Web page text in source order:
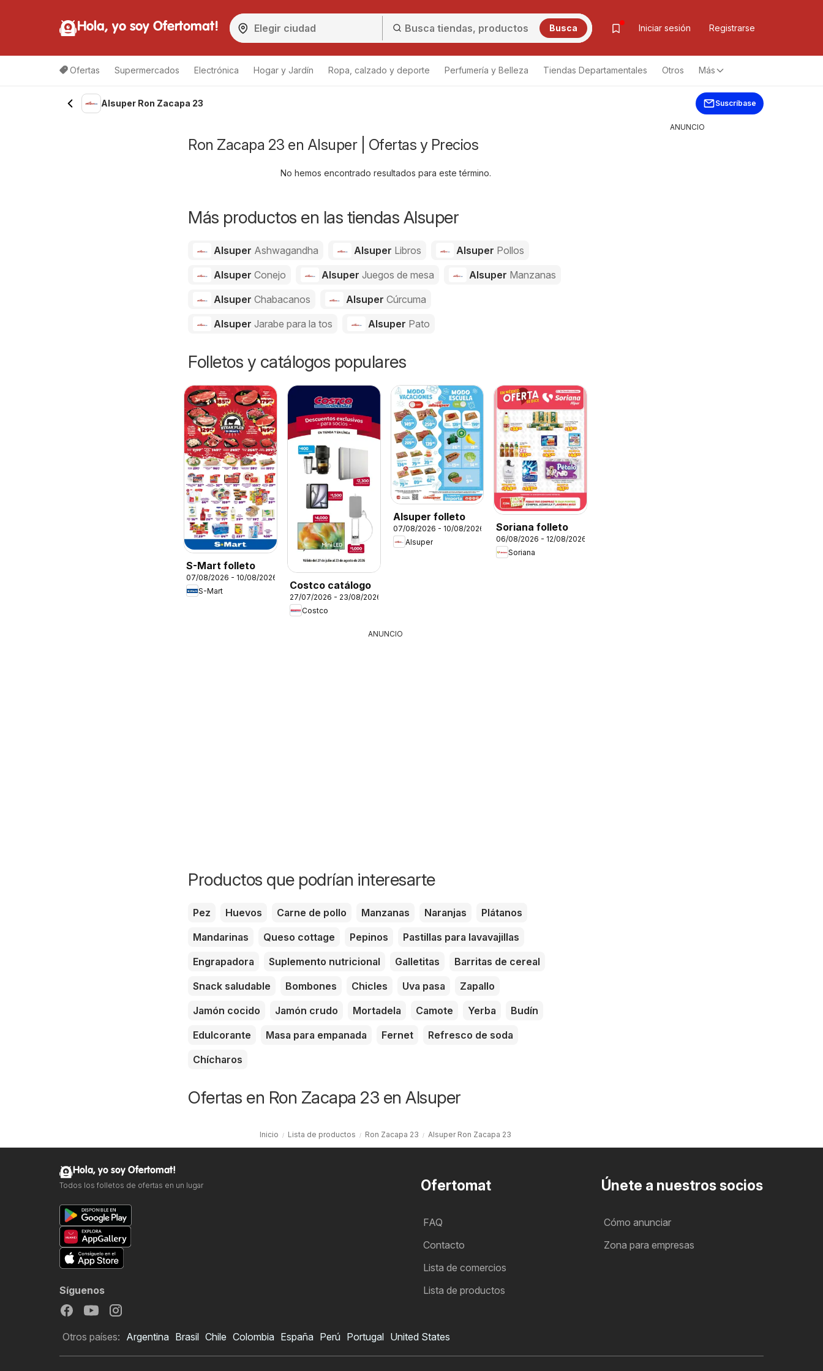
Hola, yo soy Ofertomat! Busca Iniciar sesión Registrarse
Ofertas Supermercados Electrónica Hogar y Jardín Ropa, calzado y deporte Perfumería y Belleza Tiendas Departamentales Otros Más
Alsuper Ron Zacapa 23 Suscríbase
Ron Zacapa 23 en Alsuper | Ofertas y Precios
No hemos encontrado resultados para este término.
Más productos en las tiendas Alsuper
Alsuper Ashwagandha Alsuper Libros Alsuper Pollos
Alsuper Conejo Alsuper Juegos de mesa Alsuper Manzanas
Alsuper Chabacanos Alsuper Cúrcuma
Alsuper Jarabe para la tos Alsuper Pato
Folletos y catálogos populares
S-Mart folleto
07/08/2026 - 10/08/2026
S-Mart
Costco catálogo
27/07/2026 - 23/08/2026
Costco
Alsuper folleto
07/08/2026 - 10/08/2026
Alsuper
Soriana folleto
06/08/2026 - 12/08/2026
Soriana
ANUNCIO
Productos que podrían interesarte
Pez Huevos Carne de pollo Manzanas Naranjas
Plátanos
Mandarinas
Queso cottage Pepinos
Pastillas para lavavajillas
Engrapadora
Suplemento nutricional Galletitas
Barritas de cereal
Snack saludable
Bombones Chicles Uva pasa
Zapallo
Jamón cocido
Jamón crudo Mortadela Camote Yerba
Budín
Edulcorante
Masa para empanada Fernet
Refresco de soda
Chícharos
Ofertas en Ron Zacapa 23 en Alsuper
Inicio Lista de productos Ron Zacapa 23 Alsuper Ron Zacapa 23
ANUNCIO
Ofertomat
FAQ
Contacto
Lista de comercios
Lista de productos
Únete a nuestros socios
Cómo anunciar
Zona para empresas
Hola, yo soy Ofertomat!
Todos los folletos de ofertas en un lugar
Síguenos
Otros países: Argentina Brasil Chile Colombia España Perú Portugal United States